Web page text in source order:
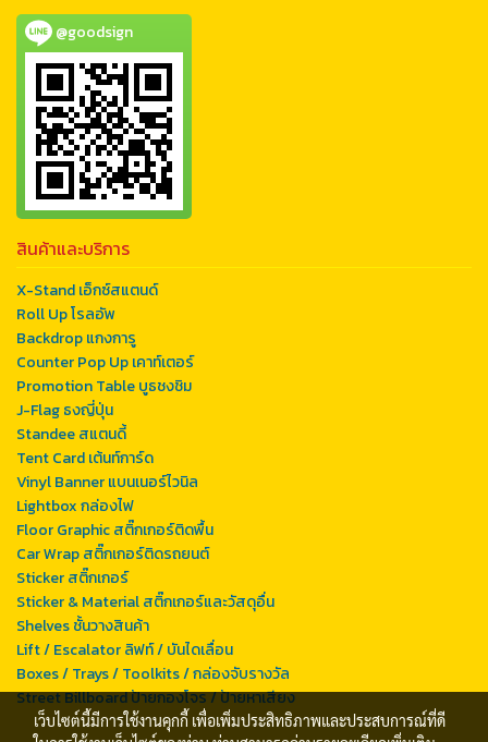
@goodsign
สินค้าและบริการ
X-Stand เอ็กซ์สแตนด์
Roll Up โรลอัพ
Backdrop แกงการู
Counter Pop Up เคาท์เตอร์
Promotion Table บูธชงชิม
J-Flag ธงญี่ปุ่น
Standee สแตนดี้
Tent Card เต้นท์การ์ด
Vinyl Banner แบนเนอร์ไวนิล
Lightbox กล่องไฟ
Floor Graphic สติ๊กเกอร์ติดพื้น
Car Wrap สติ๊กเกอร์ติดรถยนต์
Sticker สติ๊กเกอร์
Sticker & Material สติ๊กเกอร์และวัสดุอื่น
Shelves ชั้นวางสินค้า
Lift / Escalator ลิฟท์ / บันไดเลื่อน
Boxes / Trays / Toolkits / กล่องจับรางวัล
Street Billboard ป้ายกองโจร / ป้ายหาเสียง
เว็บไซต์นี้มีการใช้งานคุกกี้ เพื่อเพิ่มประสิทธิภาพและประสบการณ์ที่ดี